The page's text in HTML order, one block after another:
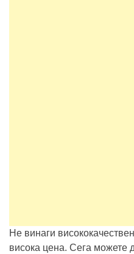
Не винаги
висока цена. Сега можете